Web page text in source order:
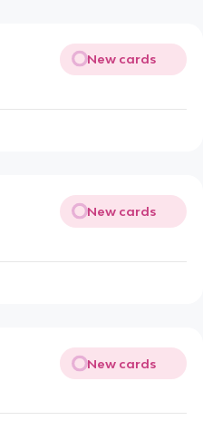
New cards
New cards
New cards